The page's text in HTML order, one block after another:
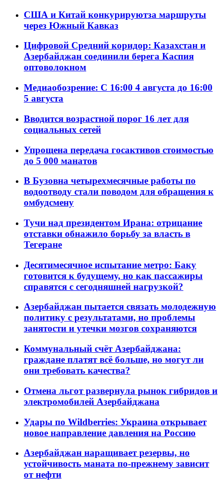
США и Китай конкурируютза маршруты
через Южный Кавказ
Цифровой Средний коридор: Казахстан и
Азербайджан соединили берега Каспия
оптоволокном
Медиаобозрение: С 16:00 4 августа до 16:00
5 августа
Вводится возрастной порог 16 лет для
социальных сетей
Упрощена передача госактивов стоимостью
до 5 000 манатов
В Бузовна четырехмесячные работы по
водоотводу стали поводом для обращения к
омбудсмену
Тучи над президентом Ирана: отрицание
отставки обнажило борьбу за власть в
Тегеране
Десятимесячное испытание метро: Баку
готовится к будущему, но как пассажиры
справятся с сегодняшней нагрузкой?
Азербайджан пытается связать молодежную
политику с результатами, но проблемы
занятости и утечки мозгов сохраняются
Коммунальный счёт Азербайджана:
граждане платят всё больше, но могут ли
они требовать качества?
Отмена льгот развернула рынок гибридов и
электромобилей Азербайджана
Удары по Wildberries: Украина открывает
новое направление давления на Россию
Азербайджан наращивает резервы, но
устойчивость маната по-прежнему зависит
от нефти